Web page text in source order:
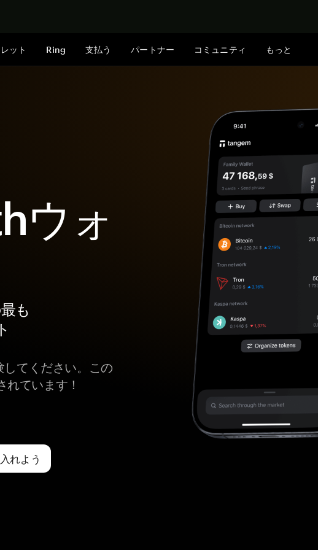
ット Ring 支払う パートナー コミュニティ もっと
ウォ
も
てください。この
ています！
れよう